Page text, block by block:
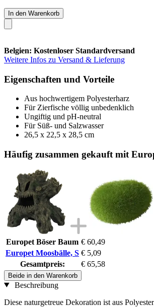
In den Warenkorb
Belgien: Kostenloser Standardversand
Weitere Infos zu Versand & Lieferung
Eigenschaften und Vorteile
Aus hochwertigem Polyesterharz
Für Zierfische völlig unbedenklich
Ungiftig und pH-neutral
Für Süß- und Salzwasser
26,5 x 22,5 x 28,5 cm
Häufig zusammen gekauft mit
Europet Böser Baum € 60,49
Europet Moosbälle, S € 5,09
Gesamtpreis:
€ 65,58
Beide in den Warenkorb
Beschreibung
Diese naturgetreue Dekoration ist aus